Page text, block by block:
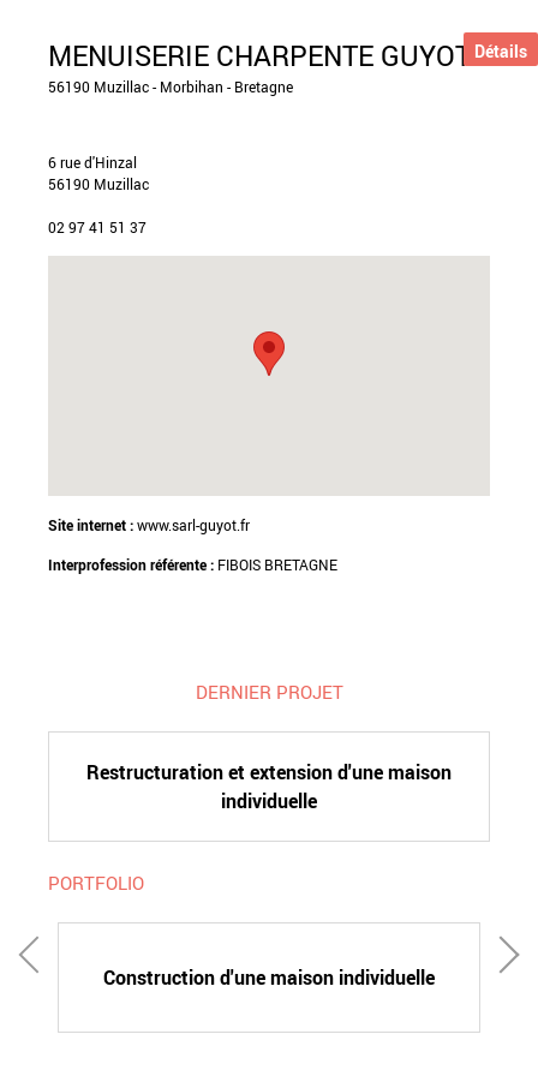
MENUISERIE CHARPENTE GUYOT
56190 Muzillac - Morbihan - Bretagne
6 rue d'Hinzal
56190 Muzillac
02 97 41 51 37
Site internet :www.sarl-guyot.fr
Interprofession référente : FIBOIS BRETAGNE
DERNIER PROJET
Restructuration et extension d'une maison
individuelle
Détails
PORTFOLIO
Construction d'une maison individuelle